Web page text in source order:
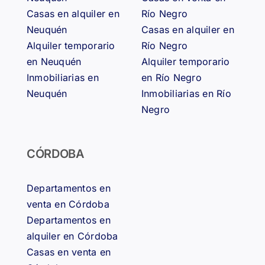
Casas en alquiler en
Neuquén
Alquiler temporario
en Neuquén
Inmobiliarias en
Neuquén
Río Negro
Casas en alquiler en
Río Negro
Alquiler temporario
en Río Negro
Inmobiliarias en Río
Negro
CÓRDOBA
Departamentos en
venta en Córdoba
Departamentos en
alquiler en Córdoba
Casas en venta en